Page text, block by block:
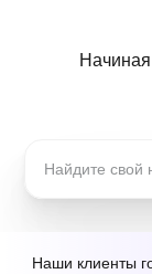
Наши клиенты